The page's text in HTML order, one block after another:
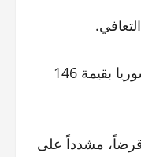
وزير المالية السوري، محمد يسر برنية، أكد أن موافقة مجلس إدارة البنك الدولي على تقديم منحة لسوريا بقيمة 146
مشدداً على